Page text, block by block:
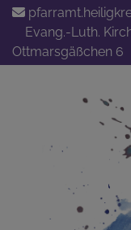
Direkt
zum
Inhalt
Evang.-Luth.
Ottmarsgäßchen 6